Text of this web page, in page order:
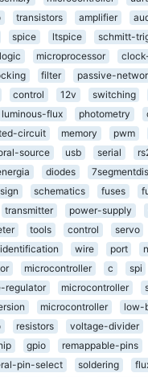
transistors amplifier
spice ltspice schmitt-
microprocessor
filter passive-
control 12v switching
luminous-flux photometry
circuit
memory pwm
source
usb serial
diodes
schematics fuses
transmitter power-supply
tools control servo
identification wire port
microcontroller c
spi
regulator
microcontroller
microcontroller
low-
resistors voltage-divider
gpio
remappable-pins
pin-select
soldering